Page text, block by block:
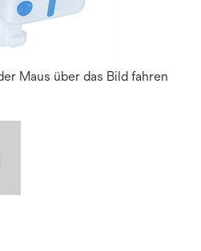
Maus über das Bild fahren